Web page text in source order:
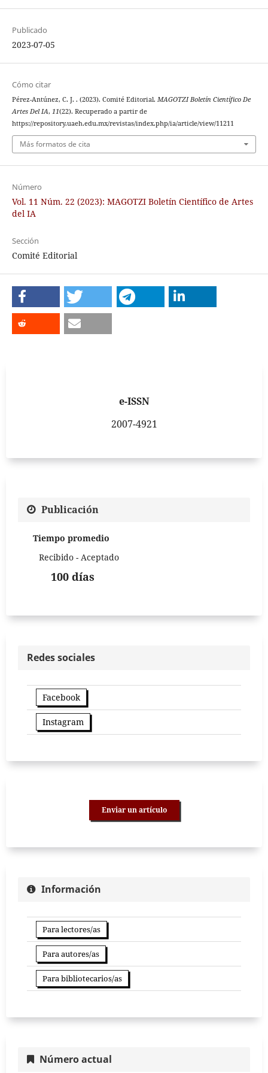
Publicado
2023-07-05
Cómo citar
Pérez-Antúnez, C. J. . (2023). Comité Editorial. MAGOTZI Boletín Científico De
Artes Del IA, 11(22). Recuperado a partir de
https://repository.uaeh.edu.mx/revistas/index.php/ia/article/view/11211
Más formatos de cita
Número
Vol. 11 Núm. 22 (2023): MAGOTZI Boletín Científico de Artes
del IA
Sección
Comité Editorial
e-ISSN
2007-4921
Publicación
Tiempo promedio
Recibido - Aceptado
100 días
Redes sociales
Facebook
Instagram
Enviar un artículo
Información
Para lectores/as
Para autores/as
Para bibliotecarios/as
Número actual